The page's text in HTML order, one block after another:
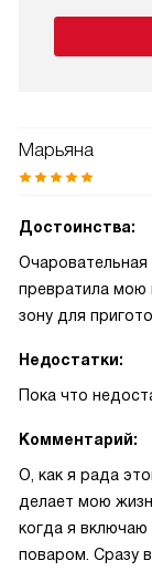
Марьяна
Достоинства:
Очаровательная
превратила мою
зону для
Недостатки:
Пока что
Комментарий:
О, как я рада
делает мою
когда я
поваром. Сразу